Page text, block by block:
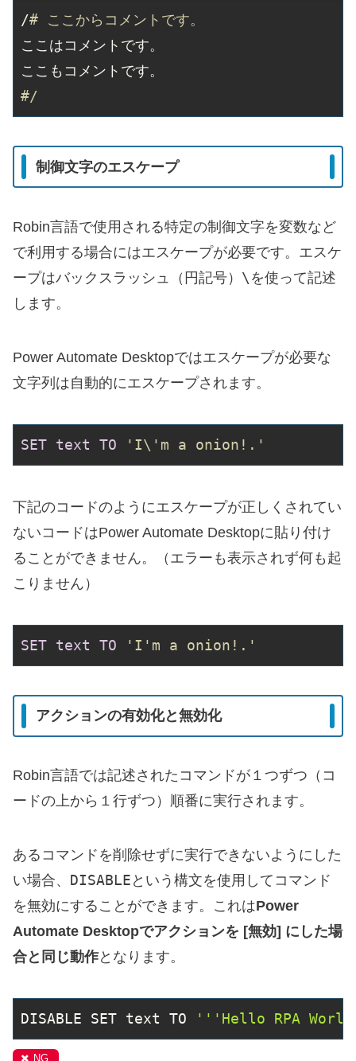
/# ここからコメントです。
ここはコメントです。
#/
制御文字のエスケープ
Robin言語で使用される特定の制御文字を変数など
で利用する場合にはエスケープが必要です。エスケ
ープはバックスラッシュ（円記号） \ を使って記述
します。
Power Automate Desktopではエスケープが必要な
文字列は自動的にエスケープされます。
SET text TO 'I\'m a onion!.'
下記のコードのようにエスケープが正しくされてい
ないコードはPower Automate Desktopに貼り付け
ることができません。（エラーも表示されず何も起
こりません）
SET text TO 'I'm a onion!.'
アクションの有効化と無効化
Robin言語では記述されたコマンドが１つずつ（コ
ードの上から１行ずつ）順番に実行されます。
あるコマンドを削除せずに実行できないようにした
い場合、 DISABLE という構文を使用してコマンド
を無効にすることができます。これはPower
Automate Desktopでアクションを [無効] にした場
合と同じ動作となります。
DISABLE SET text TO '''Hello RPA